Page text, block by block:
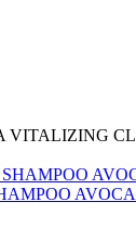
VITALIZING